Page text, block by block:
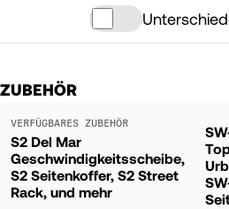
ZUBEHÖR
VERFÜGBARES ZUBEHÖR
S2 Del Mar
Geschwindigkeitsscheibe,
S2 Seitenkoffer, S2 Street
Rack, und mehr